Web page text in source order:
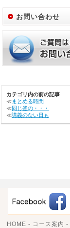
お問い合わせ
カテゴリ内の前の記事
≪まとめる時間
≪同じ釜の・・・
≪講義のない日も
HOME - コース案内 -